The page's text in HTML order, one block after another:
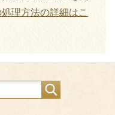
理方法の詳細はこ